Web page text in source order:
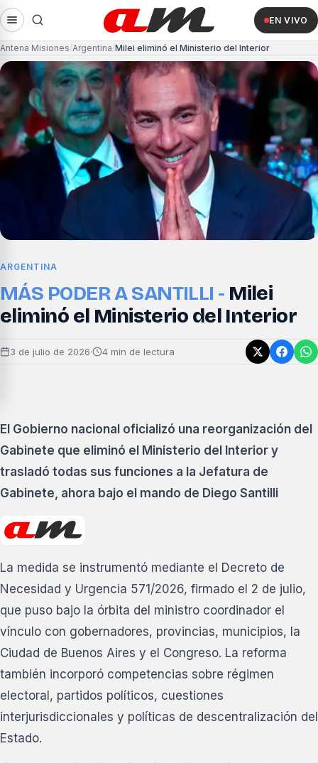
EN VIVO
Antena Misiones Argentina Milei eliminó el Ministerio del Interior
ARGENTINA
MÁS PODER A SANTILLI - Milei
eliminó el Ministerio del Interior
3 de julio de 2026· 4 min de lectura
El Gobierno nacional oficializó una reorganización del
Gabinete que eliminó el Ministerio del Interior y
trasladó todas sus funciones a la Jefatura de
Gabinete, ahora bajo el mando de Diego Santilli
La medida se instrumentó mediante el Decreto de
Necesidad y Urgencia 571/2026, firmado el 2 de julio,
que puso bajo la órbita del ministro coordinador el
vínculo con gobernadores, provincias, municipios, la
Ciudad de Buenos Aires y el Congreso. La reforma
también incorporó competencias sobre régimen
electoral, partidos políticos, cuestiones
interjurisdiccionales y políticas de descentralización del
Estado.